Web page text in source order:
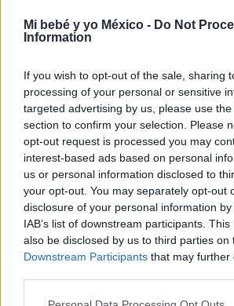
Mi bebé y yo México - Do Not
Information
If you wish to opt-out of the sale, sharing
processing of your personal or sensitive
targeted advertising by us, please use
section to confirm your selection. Please
opt-out request is processed you may
interest-based ads based on personal
us or personal information disclosed to
your opt-out. You may separately opt-out
disclosure of your personal information
IAB’s list of downstream participants.
also be disclosed by us to third parties on
Downstream Participants that may further
Leyendas infantiles: los mejores
los niños sueñen
Los mejores libros para bebés:
creatividad!